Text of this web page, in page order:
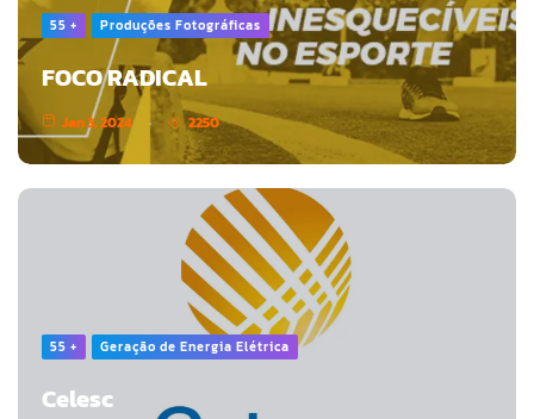
55 + Produções Fotográficas
FOCO RADICAL
Jan 3, 2024 2250
55 + Geração de Energia Elétrica
Celesc